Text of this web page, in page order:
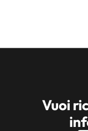
Vuoi